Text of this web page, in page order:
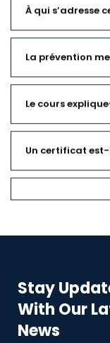
À qui s’adresse
La prévention
Le cours
Un certificat
Stay
With Our
News